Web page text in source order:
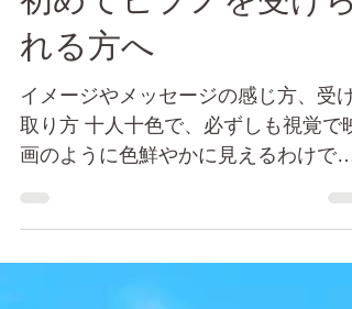
初めてヒプノを受けら
イメージやメッセージの感じ方、受け
取り方 十人十色で、必ずしも視覚で映
得意な五感の組み合わせで“なぜかわか